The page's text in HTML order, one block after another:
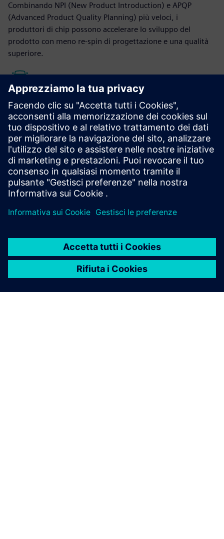
Combinando NPI (New Product Introduction) e APQP
(Advanced Product Quality Planning) più veloci, i
produttori di chip possono accelerare lo sviluppo del
prodotto con meno re-spin di progettazione e una qualità
superiore.
Caso studio: Merit Automotive
Electronics Systems
Le soluzioni Siemens consentono a Merit Automotive
Electronics Systems di implementare la massima qualità, il
ciclo chiuso e la metodologia di miglioramento continuo
Leggi il caso studio